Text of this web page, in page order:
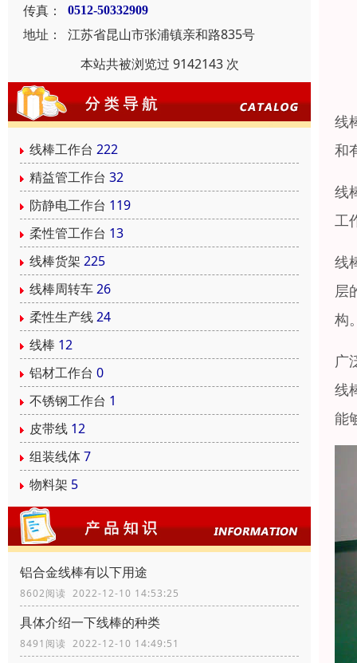
传真： 0512-50332909
地址：
江苏省昆山市张浦镇亲和路835号
本站共被浏览过 9142143 次
线棒工作台 222
精益管工作台 32
防静电工作台 119
柔性管工作台 13
线棒货架 225
线棒周转车26
柔性生产线24
线棒 12
铝材工作台 0
不锈钢工作台 1
皮带线 12
组装线体7
物料架 5
铝合金线棒有以下用途
8602阅读 2022-12-10 14:53:25
具体介绍一下线棒的种类
8491阅读 2022-12-10 14:49:51
线
和
线
工
线
层
构
广
线
能